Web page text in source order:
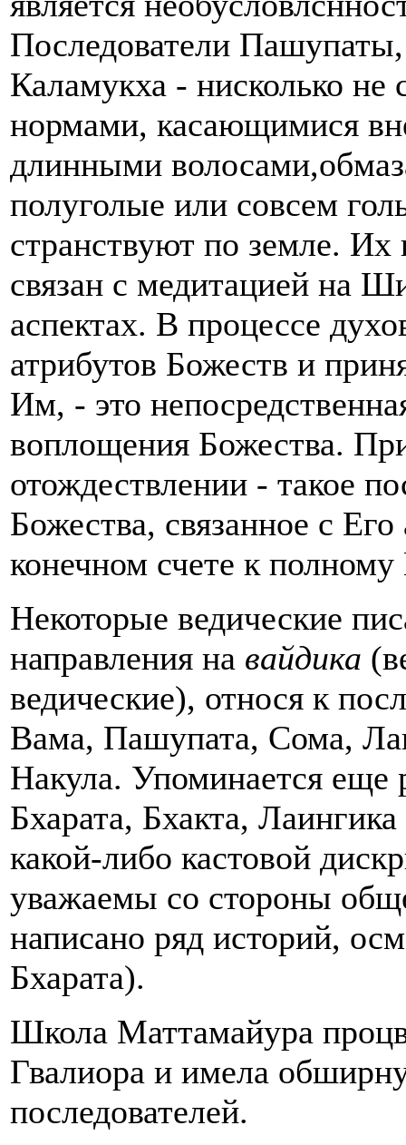
Последователи
Каламукха - нисколько
нормами, касающимися
длинными
полуголые или совсем
странствуют по земле.
связан с медитацией на
аспектах. В процессе
атрибутов Божеств и
Им, - это
воплощения Божества.
отождествлении - такое
Божества, связанное с
конечном счете к полному
Некоторые ведические
направления на вайдика
ведические), относя к
Вама, Пашупата, Сома,
Накула. Упоминается еще
Бхарата, Бхакта,
какой-либо кастовой
уважаемы со стороны
написано ряд историй,
Бхарата).
Школа Маттамайура
Гвалиора и имела
последователей.